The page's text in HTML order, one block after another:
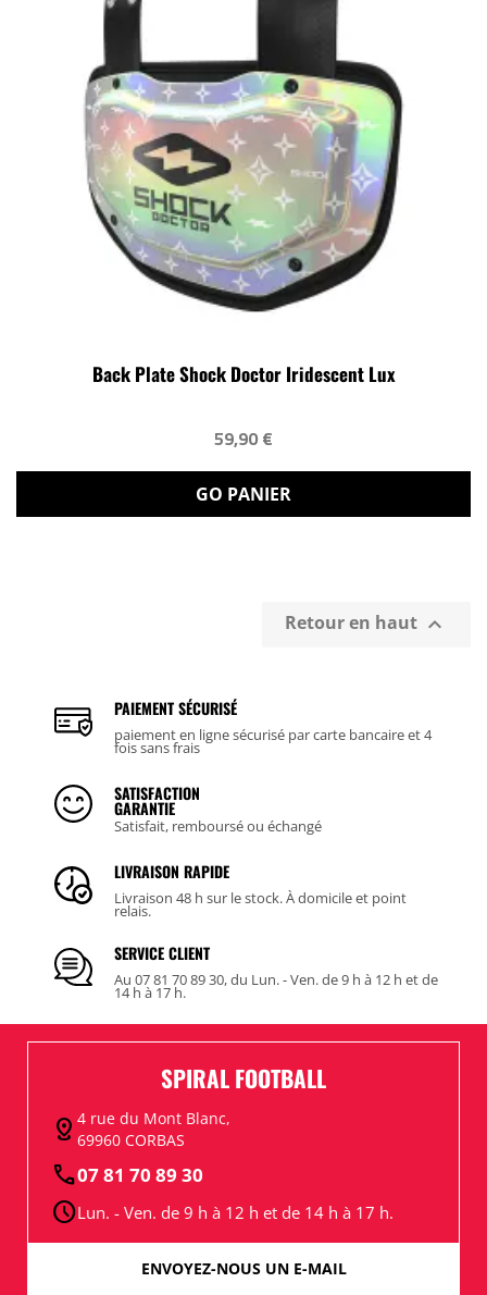
Back Plate Shock Doctor Iridescent Lux
59,90 €
GO PANIER
Retour en haut 
PAIEMENT SÉCURISÉ
paiement en ligne sécurisé par carte bancaire et 4
fois sans frais
SATISFACTION
GARANTIE
Satisfait, remboursé ou échangé
LIVRAISON RAPIDE
Livraison 48 h sur le stock. À domicile et point
relais.
SERVICE CLIENT
Au 07 81 70 89 30, du Lun. - Ven. de 9 h à 12 h et de
14 h à 17 h.
SPIRAL FOOTBALL
distance 4 rue du Mont Blanc,
69960 CORBAS
call07 81 70 89 30
scheduleLun. - Ven. de 9 h à 12 h et de 14 h à 17 h.
ENVOYEZ-NOUS UN E-MAIL